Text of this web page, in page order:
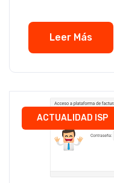
Leer Más
ACTUALIDAD ISP